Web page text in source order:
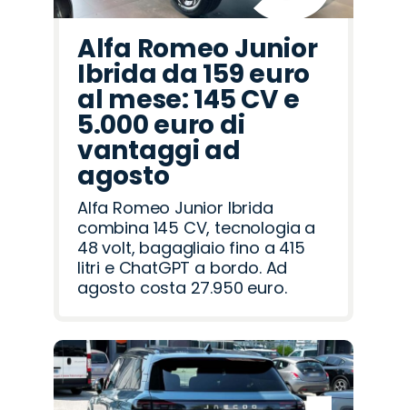
Alfa Romeo Junior
Ibrida da 159 euro
al mese: 145 CV e
5.000 euro di
vantaggi ad
agosto
Alfa Romeo Junior Ibrida
combina 145 CV, tecnologia a
48 volt, bagagliaio fino a 415
litri e ChatGPT a bordo. Ad
agosto costa 27.950 euro.